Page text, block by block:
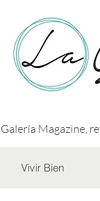
Galería Magazine,
Vivir Bien